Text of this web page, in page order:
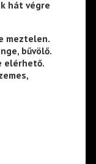
hát végre
meztelen.
bűvölő.
elérhető.